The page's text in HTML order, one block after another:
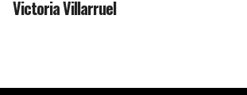
Victoria Villarruel